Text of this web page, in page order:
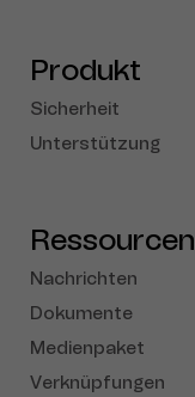
Produkt
Sicherheit
Unterstützung
Ressourcen
Nachrichten
Dokumente
Medienpaket
Verknüpfungen